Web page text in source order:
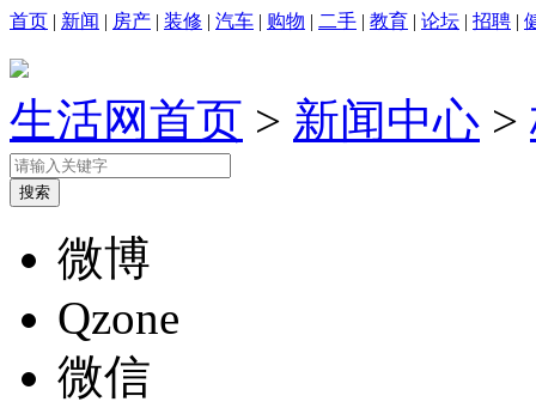
首页 | 新闻 | 房产 | 装修 | 汽车 | 购物 | 二手 | 教育 | 论坛 | 招聘 |
生活网首页 > 新闻中心 >
微博
Qzone
微信